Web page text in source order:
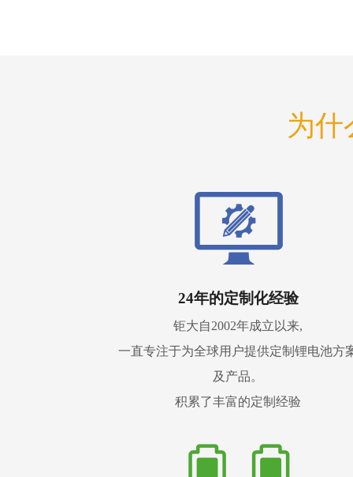
为什
24年的定制化经验
钜大自2002年成立以来,
一直专注于为全球用户提供定制锂电池方
及产品。
积累了丰富的定制经验